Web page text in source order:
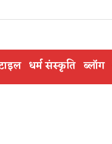
धर्म संस्कृति ब्लॉग